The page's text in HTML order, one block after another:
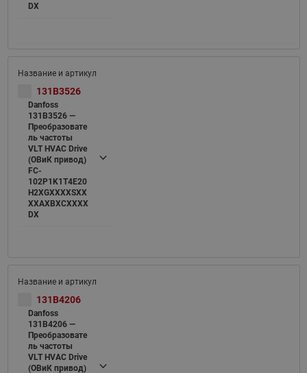
DX
131B3526
Danfoss
131B3526 —
Преобразовате
ль частоты
VLT HVAC Drive
(ОВиК привод)
FC-
102P1K1T4E20
H2XGXXXXSXX
XXAXBXCXXXX
DX
131B4206
Danfoss
131B4206 —
Преобразовате
ль частоты
VLT HVAC Drive
(ОВиК привод)